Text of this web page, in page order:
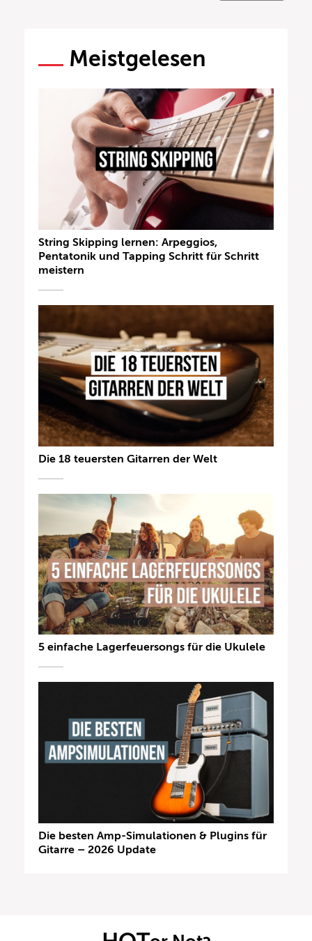
Meistgelesen
String Skipping lernen: Arpeggios,
Pentatonik und Tapping Schritt für Schritt
meistern
Die 18 teuersten Gitarren der Welt
5 einfache Lagerfeuersongs für die Ukulele
Die besten Amp-Simulationen & Plugins für
Gitarre – 2026 Update